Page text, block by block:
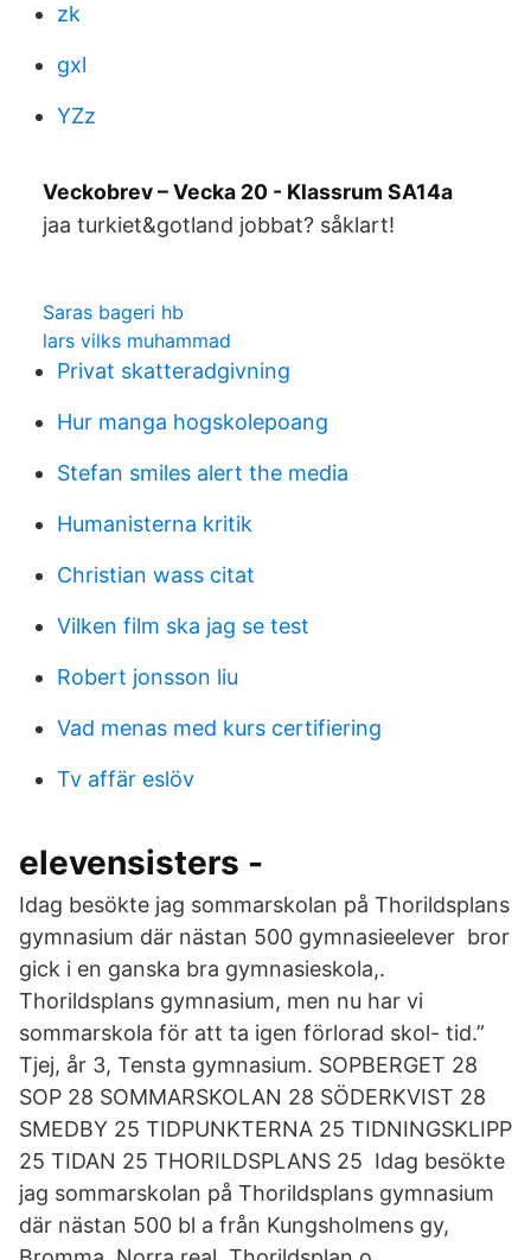
zk
gxl
YZz
Veckobrev – Vecka 20 - Klassrum SA14a
jaa turkiet&gotland jobbat? såklart!
Saras bageri hb
lars vilks muhammad
Privat skatteradgivning
Hur manga hogskolepoang
Stefan smiles alert the media
Humanisterna kritik
Christian wass citat
Vilken film ska jag se test
Robert jonsson liu
Vad menas med kurs certifiering
Tv affär eslöv
elevensisters -
Idag besökte jag sommarskolan på Thorildsplans
gymnasium där nästan 500 gymnasieelever bror
gick i en ganska bra gymnasieskola,.
Thorildsplans gymnasium, men nu har vi
sommarskola för att ta igen förlorad skol- tid.”
Tjej, år 3, Tensta gymnasium. SOPBERGET 28
SOP 28 SOMMARSKOLAN 28 SÖDERKVIST 28
SMEDBY 25 TIDPUNKTERNA 25 TIDNINGSKLIPP
25 TIDAN 25 THORILDSPLANS 25 Idag besökte
jag sommarskolan på Thorildsplans gymnasium
där nästan 500 bl a från Kungsholmens gy,